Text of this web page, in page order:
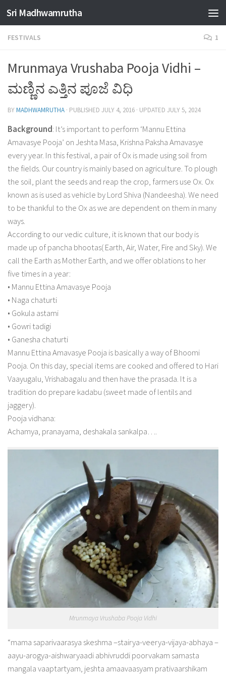
Skip to content
Sri Madhwamrutha
FESTIVALS 1
Mrunmaya Vrushaba Pooja Vidhi –
ಮಣ್ಣಿನ ಎತ್ತಿನ ಪೂಜೆ ವಿಧಿ
BYMADHWAMRUTHA · PUBLISHED JULY 4, 2016 · UPDATED JULY 5, 2024
Background: It’s important to perform ‘Mannu Ettina
Amavasye Pooja’ on Jeshta Masa, Krishna Paksha Amavasye
every year. In this festival, a pair of Ox is made using soil from
the fields. Our country is mainly based on agriculture. To plough
the soil, plant the seeds and reap the crop, farmers use Ox. Ox
known as is used as vehicle by Lord Shiva (Nandeesha). We need
to be thankful to the Ox as we are dependent on them in many
ways.
According to our vedic culture, it is known that our body is
made up of pancha bhootas( Earth, Air, Water, Fire and Sky). We
call the Earth as Mother Earth, and we offer oblations to her
five times in a year:
• Mannu Ettina Amavasye Pooja
• Naga chaturti
• Gokula astami
• Gowri tadigi
• Ganesha chaturti
Mannu Ettina Amavasye Pooja is basically a way of Bhoomi
Pooja. On this day, special items are cooked and offered to Hari
Vaayugalu, Vrishabagalu and then have the prasada. It is a
tradition do prepare kadabu (sweet made of lentils and
jaggery).
Pooja vidhana:
Achamya, pranayama, deshakala sankalpa….
Mrunmaya Vrushaba Pooja Vidhi
“mama saparivaarasya skeshma –stairya-veerya-vijaya-abhaya –
aayu-arogya-aishwaryaadi abhivruddi poorvakam samasta
mangala vaaptartyam, jeshta amaavaasyam prativaarshikam